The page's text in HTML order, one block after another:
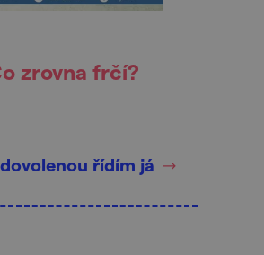
zrovna frčí?
řídím já